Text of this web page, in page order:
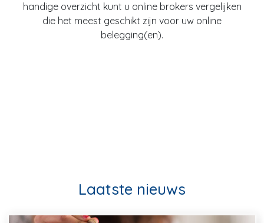
handige overzicht kunt u online brokers vergelijken
die het meest geschikt zijn voor uw online
belegging(en).
Laatste nieuws